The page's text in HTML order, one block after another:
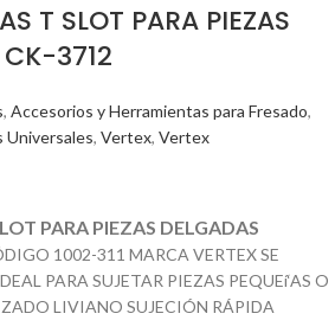
T SLOT PARA PIEZAS
CK-3712
, Accesorios y Herramientas para Fresado,
Universales, Vertex, Vertex
PARA PIEZAS DELGADAS
1002-311 MARCA VERTEX SE
PARA SUJETAR PIEZAS PEQUEí‘AS O
LIVIANO SUJECIÓN RÁPIDA